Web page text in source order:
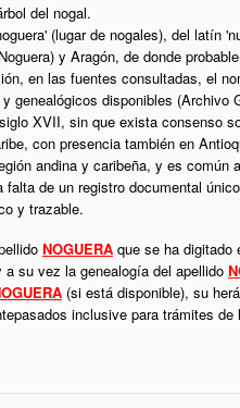
del nogal.
(lugar de nogales), del latín
y Aragón, de donde
en las fuentes consultadas, el
disponibles (Archivo
XVII, sin que exista consenso
con presencia también en
andina y caribeña, y es común
de un registro documental
y trazable.
NOGUERA que se ha digitado
su vez la genealogía del apellido
(si está disponible), su
inclusive para trámites de